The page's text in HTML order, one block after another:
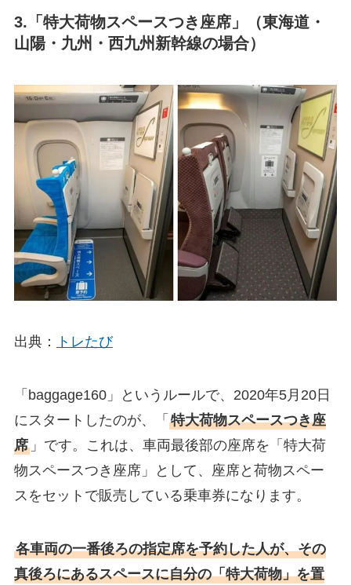
3.「特大荷物スペースつき座席」（東海道・
山陽・九州・西九州新幹線の場合）
出典： トレたび
「baggage160」というルールで、2020年5月20日
にスタートしたのが、「 特大荷物スペースつき座
席」です。これは、車両最後部の座席を「特大荷
物スペースつき座席」として、座席と荷物スペー
スをセットで販売している乗車券になります。
各車両の一番後ろの指定席を予約した人が、その
真後ろにあるスペースに自分の「特大荷物」を置